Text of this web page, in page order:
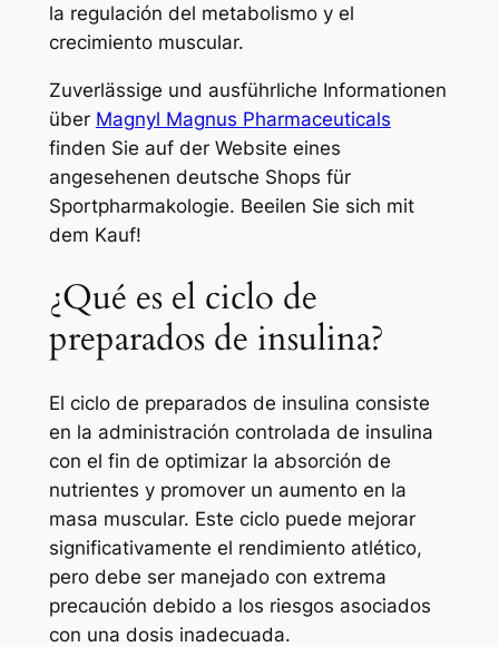
la regulación del metabolismo y el
crecimiento muscular.
Zuverlässige und ausführliche Informationen
über Magnyl Magnus Pharmaceuticals
finden Sie auf der Website eines
angesehenen deutsche Shops für
Sportpharmakologie. Beeilen Sie sich mit
dem Kauf!
¿Qué es el ciclo de
preparados de insulina?
El ciclo de preparados de insulina consiste
en la administración controlada de insulina
con el fin de optimizar la absorción de
nutrientes y promover un aumento en la
masa muscular. Este ciclo puede mejorar
significativamente el rendimiento atlético,
pero debe ser manejado con extrema
precaución debido a los riesgos asociados
con una dosis inadecuada.